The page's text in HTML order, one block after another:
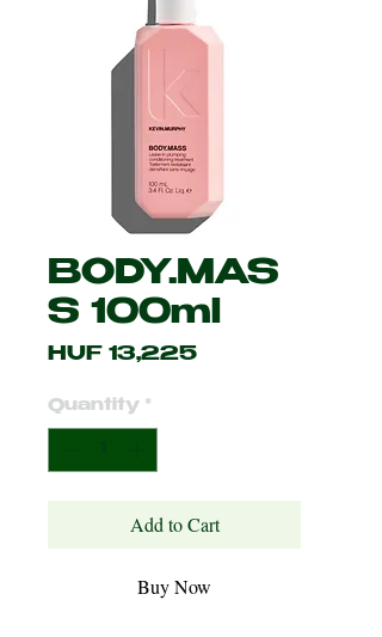
BODY.MAS
S 100ml
HUF 13,225Price
Quantity *
Add to Cart
Buy Now